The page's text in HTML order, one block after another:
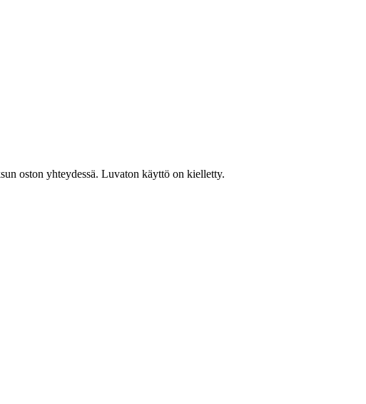
oston yhteydessä. Luvaton käyttö on kielletty.